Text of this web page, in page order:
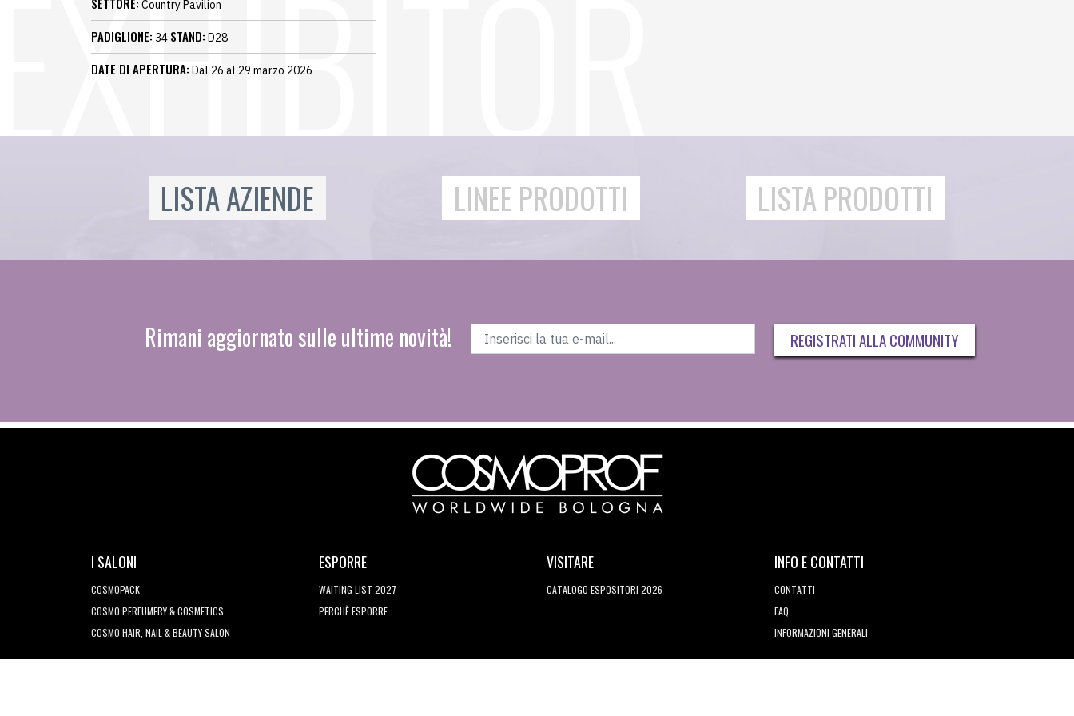
Country Pavilion
PADIGLIONE: 34 STAND: D28
DATE DI APERTURA: Dal 26 al 29 marzo 2026
LISTA AZIENDE LINEE PRODOTTI LISTA PRODOTTI
Rimani aggiornato sulle ultime novità! REGISTRATI ALLA COMMUNITY
I SALONI
COSMOPACK
COSMO PERFUMERY & COSMETICS
COSMO HAIR, NAIL & BEAUTY SALON
ESPORRE
WAITING LIST 2027
PERCHÈ ESPORRE
VISITARE
CATALOGO ESPOSITORI 2026
INFO E CONTATTI
CONTATTI
FAQ
INFORMAZIONI GENERALI